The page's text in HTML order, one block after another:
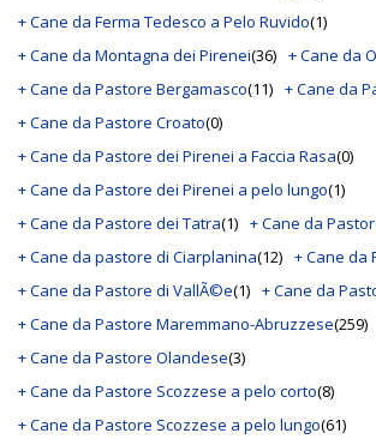
+ Cane da Ferma Tedesco a Pelo Ruvido(1)
+ Cane da Montagna dei Pirenei(36) + Cane da
+ Cane da Pastore Bergamasco(11) + Cane da
+ Cane da Pastore Croato(0)
+ Cane da Pastore dei Pirenei a Faccia Rasa(0)
+ Cane da Pastore dei Pirenei a pelo lungo(1)
+ Cane da Pastore dei Tatra(1) + Cane da
+ Cane da pastore di Ciarplanina(12) + Cane da
+ Cane da Pastore di VallÃ©e(1) + Cane da
+ Cane da Pastore Maremmano-Abruzzese(259)
+ Cane da Pastore Olandese(3)
+ Cane da Pastore Scozzese a pelo corto(8)
+ Cane da Pastore Scozzese a pelo lungo(61)